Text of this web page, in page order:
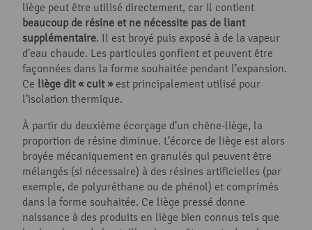
liège peut être utilisé directement, car il contient
beaucoup de résine et ne nécessite pas de liant
supplémentaire. Il est broyé puis exposé à de la vapeur
d’eau chaude. Les particules gonflent et peuvent être
façonnées dans la forme souhaitée pendant l’expansion.
Ce liège dit « cuit » est principalement utilisé pour
l’isolation thermique.
À partir du deuxième écorçage d’un chêne-liège, la
proportion de résine diminue. L’écorce de liège est alors
broyée mécaniquement en granulés qui peuvent être
mélangés (si nécessaire) à des résines artificielles (par
exemple, de polyuréthane ou de phénol) et comprimés
dans la forme souhaitée. Ce liège pressé donne
naissance à des produits en liège bien connus tels que